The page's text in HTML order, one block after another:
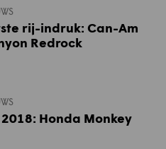
rij-indruk: Can-Am
Redrock
2018: Honda Monkey